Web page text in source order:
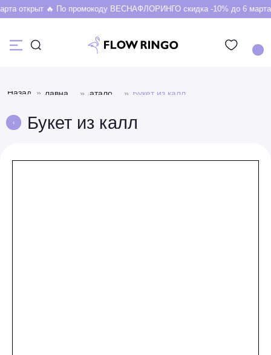
🔥 По промокоду ВЕСНАФЛОРИНГО скидка -10% до 6 марта 💛
Букет из калл
Назад »Главная » Букет из калл
‹
Богатая палитра оттенков свежих букетов из
» Каталог